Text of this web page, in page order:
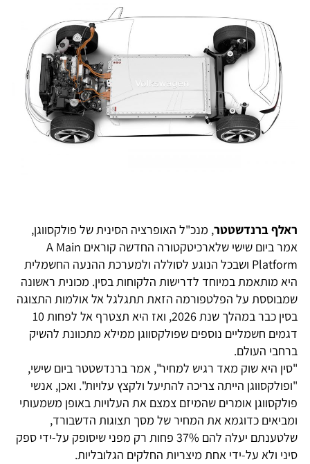
ראלף ברנדשטטר, מנכ"ל האופרציה הסינית של פולקסווגן,
אמר ביום שישי שלארכיטקטורה החדשה קוראים A Main
Platform ושבכל הנוגע לסוללה ולמערכת ההנעה החשמלית
היא מותאמת במיוחד לדרישות הלקוחות בסין. מכונית ראשונה
שמבוססת על הפלטפורמה הזאת תתגלגל אל אולמות התצוגה
בסין כבר במהלך שנת 2026, ואז היא תצטרף אל לפחות 10
דגמים חשמליים נוספים שפולקסווגן ממילא מתכוונת להשיק
ברחבי העולם.
"סין היא שוק מאד רגיש למחיר", אמר ברנדשטטר ביום שישי,
"ופולקסווגן הייתה צריכה להתיעל ולקצץ עלויות". ואכן, אנשי
פולקסווגן אומרים שהמיזם צמצם את העלויות באופן משמעותי
ומביאים כדוגמא את המחיר של מסך תצוגות הדשבורד,
שלטענתם יעלה להם 37% פחות רק מפני שיסופק על-ידי ספק
סיני ולא על-ידי אחת מיצריות החלקים הגלובליות.